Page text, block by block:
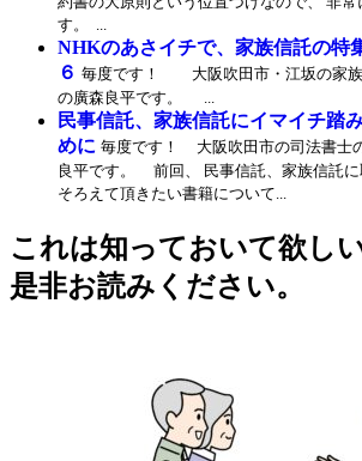
す。 ...
NHKのあさイチで、家族信託の
６ 毎度です！ 大阪吹田市・江坂の家族
の廣森良平です。 ...
民事信託、家族信託にイマイチ踏
めに 毎度です！ 大阪吹田市の司法書士
良平です。 前回、 民事信託、家族信託に
そろえて頂きたい書籍について...
これは知っておいて欲し
是非お読みください。